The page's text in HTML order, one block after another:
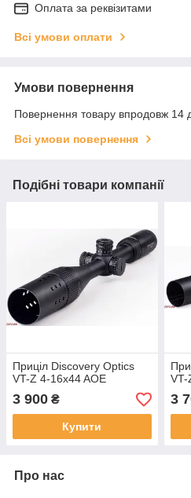
Оплата за реквізитами
Всі умови оплати
Умови повернення
Повернення товару впродовж 14
Всі умови повернення
Подібні товари компанії
Приціл Discovery Optics
VT-Z 4-16x44 AOE
3 900 ₴
Купити
VT-
3
Про нас